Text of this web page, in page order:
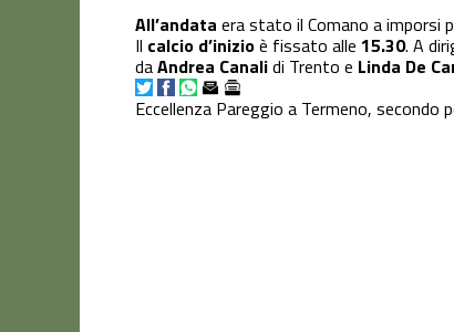
All’andata era stato il Comano a imporsi
Il calcio d’inizioè fissato alle 15.30. A
daAndrea Canalidi Trento e Linda De
Eccellenza Pareggio a Termeno, secondo